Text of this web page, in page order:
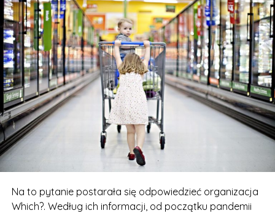
Na to pytanie postarała się odpowiedzieć organizacja
Which?. Według ich informacji, od początku pandemii